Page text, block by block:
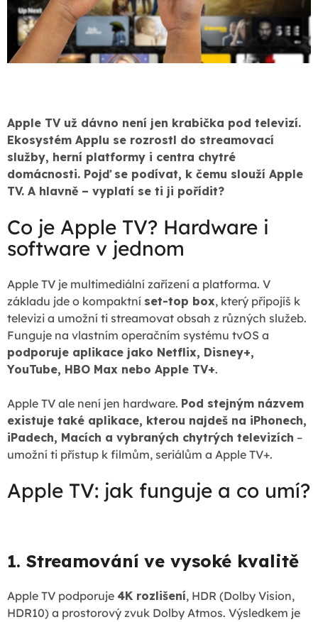
Apple TV už dávno není jen krabička pod televizí.
Ekosystém Applu se rozrostl do streamovací
služby, herní platformy i centra chytré
domácnosti. Pojď se podívat, k čemu slouží Apple
TV. A hlavně – vyplatí se ti ji pořídit?
Co je Apple TV? Hardware i
software v jednom
Apple TV je multimediální zařízení a platforma. V
základu jde o kompaktní set-top box, který připojíš k
televizi a umožní ti streamovat obsah z různých služeb.
Funguje na vlastním operačním systému tvOS a
podporuje aplikace jako Netflix, Disney+,
YouTube, HBO Max nebo Apple TV+.
Apple TV ale není jen hardware. Pod stejným názvem
existuje také aplikace, kterou najdeš na iPhonech,
iPadech, Macích a vybraných chytrých televizích –
umožní ti přístup k filmům, seriálům a Apple TV+.
Apple TV: jak funguje a co umí?
1. Streamování ve vysoké kvalitě
Apple TV podporuje 4K rozlišení, HDR (Dolby Vision,
HDR10) a prostorový zvuk Dolby Atmos. Výsledkem je